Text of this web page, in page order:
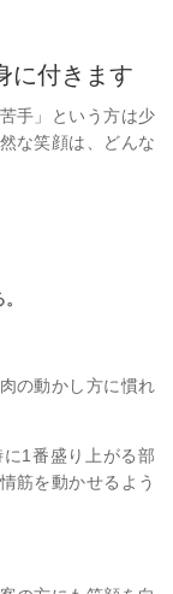
に付きます
手」という方は少
な笑顔は、どんな
の動かし方に慣れ
1番盛り上がる部
筋を動かせるよう